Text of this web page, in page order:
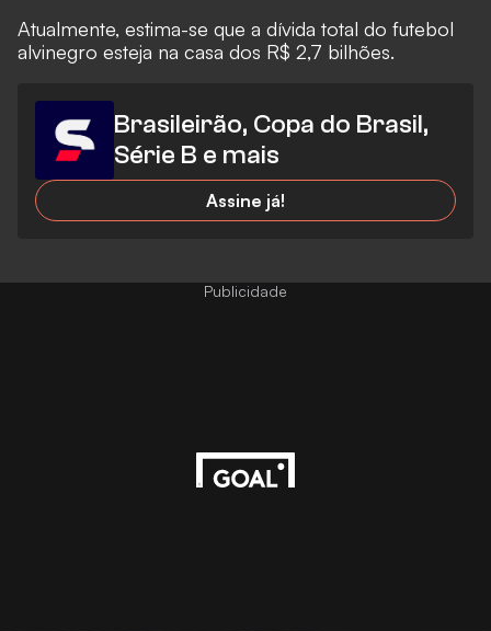
Atualmente, estima-se que a dívida total do futebol
alvinegro esteja na casa dos R$ 2,7 bilhões.
Brasileirão, Copa do Brasil,
Série B e mais
Assine já!
Publicidade